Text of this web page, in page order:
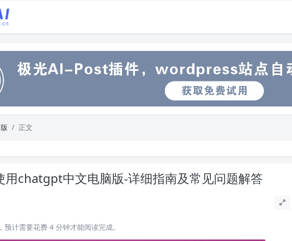
正文
用chatgpt中文电脑版-详细指南及常见问题解答
计需要花费 4 分钟才能阅读完成。